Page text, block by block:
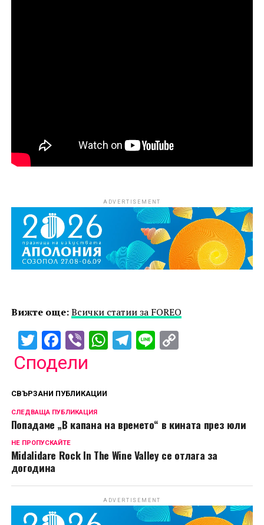
ADVERTISEMENT
Вижте още:Всички статии за FOREO
Twitter
Facebook
ViberWhatsApp
Telegram
LineCopy
Сподели
СВЪРЗАНИ ПУБЛИКАЦИИ
СЛЕДВАЩА ПУБЛИКАЦИЯ
Попадаме „В капана на времето“ в кината през юли
НЕ ПРОПУСКАЙТЕ
Midalidare Rock In The Wine Valley се отлага за
догодина
ADVERTISEMENT